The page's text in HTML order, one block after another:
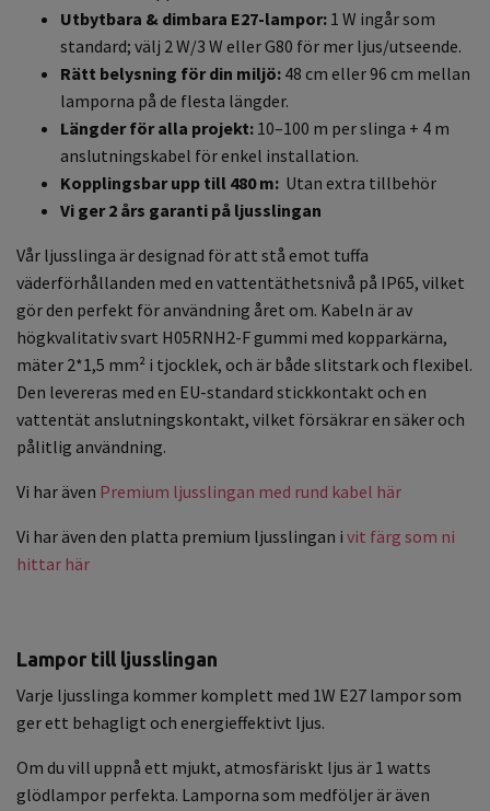
Utbytbara & dimbara E27-lampor: 1 W ingår som
standard; välj 2 W/3 W eller G80 för mer ljus/utseende.
Rätt belysning för din miljö: 48 cm eller 96 cm mellan
lamporna på de flesta längder.
Längder för alla projekt: 10–100 m per slinga + 4 m
anslutningskabel för enkel installation.
Kopplingsbar upp till 480 m: Utan extra tillbehör
Vi ger 2 års garanti på ljusslingan
Vår ljusslinga är designad för att stå emot tuffa
väderförhållanden med en vattentäthetsnivå på IP65, vilket
gör den perfekt för användning året om. Kabeln är av
högkvalitativ svart H05RNH2-F gummi med kopparkärna,
mäter 2*1,5 mm² i tjocklek, och är både slitstark och flexibel.
Den levereras med en EU-standard stickkontakt och en
vattentät anslutningskontakt, vilket försäkrar en säker och
pålitlig användning.
Vi har även Premium ljusslingan med rund kabel här
Vi har även den platta premium ljusslingan i vit färg som ni
hittar här
Lampor till ljusslingan
Varje ljusslinga kommer komplett med 1W E27 lampor som
ger ett behagligt och energieffektivt ljus.
Om du vill uppnå ett mjukt, atmosfäriskt ljus är 1 watts
glödlampor perfekta. Lamporna som medföljer är även